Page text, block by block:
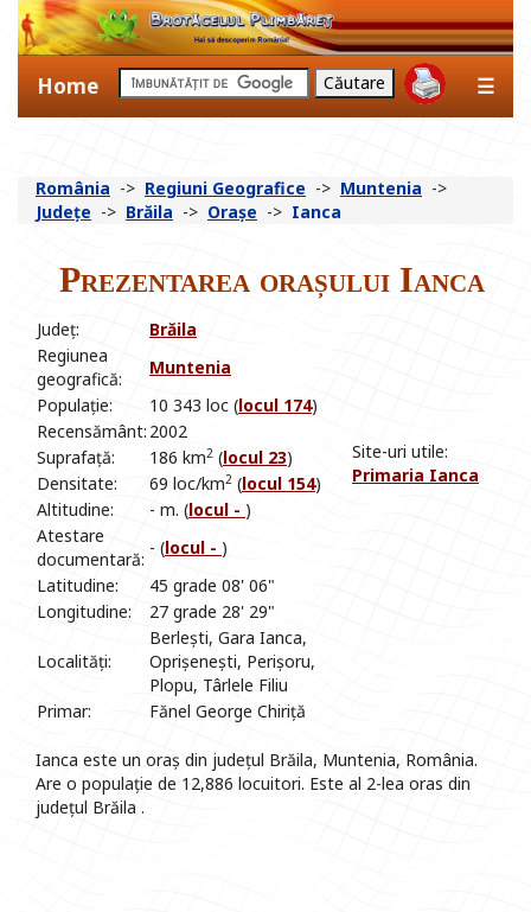
Home ☰
România -> Regiuni Geografice -> Muntenia ->
Județe -> Brăila -> Orașe -> Ianca
Prezentarea orașului Ianca
Județ: Brăila
Site-uri utile:
Primaria Ianca
Regiunea
geografică:
Muntenia
Populație:
10 343 loc (locul 174)
Recensământ: 2002
Suprafață:
186 km2 (locul 23)
Densitate:
69 loc/km2 (locul 154)
Altitudine:
- m. (locul - )
Atestare
documentară:
- (locul - )
Latitudine:
45 grade 08' 06"
Longitudine:
27 grade 28' 29"
Localități:
Berlești, Gara Ianca,
Oprișenești, Perișoru,
Plopu, Târlele Filiu
Primar:
Fănel George Chiriță
Ianca este un oraș din județul Brăila, Muntenia, România.
Are o populație de 12,886 locuitori. Este al 2-lea oras din
județul Brăila .